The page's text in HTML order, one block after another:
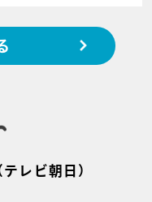
テレビ朝日）